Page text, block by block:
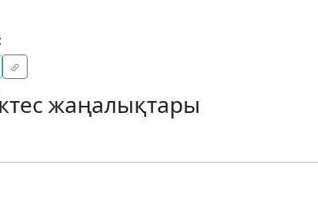
жаңалықтары